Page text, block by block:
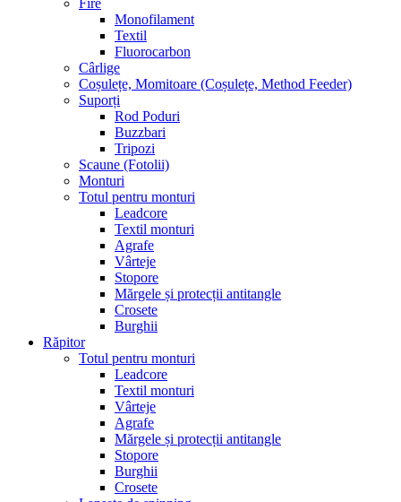
Fire
Monofilament
Textil
Fluorocarbon
Cârlige
Coșulețe, Momitoare (Coșulețe, Method Feeder)
Suporți
Rod Poduri
Buzzbari
Tripozi
Scaune (Fotolii)
Monturi
Totul pentru monturi
Leadcore
Textil monturi
Agrafe
Vârteje
Stopore
Mărgele și protecții antitangle
Crosete
Burghii
Răpitor
Totul pentru monturi
Leadcore
Textil monturi
Vârteje
Agrafe
Mărgele și protecții antitangle
Stopore
Burghii
Crosete